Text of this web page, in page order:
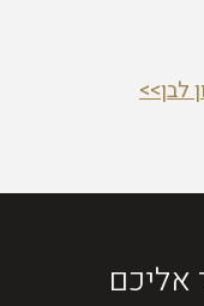
לבן>>
אליכם